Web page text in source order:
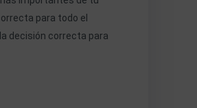
para todo el
decisión correcta para